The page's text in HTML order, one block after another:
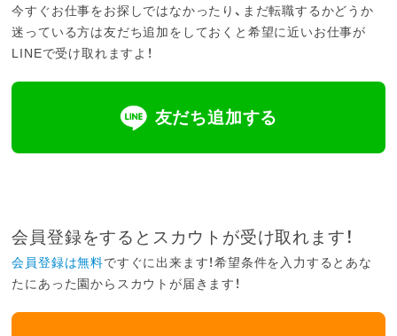
今すぐお仕事をお探しではなかったり、まだ転職するかどうか
迷っている方は友だち追加をしておくと希望に近いお仕事が
LINEで受け取れますよ！
友だち追加する
会員登録をするとスカウトが受け取れます！
会員登録は無料ですぐに出来ます！希望条件を入力するとあな
たにあった園からスカウトが届きます！